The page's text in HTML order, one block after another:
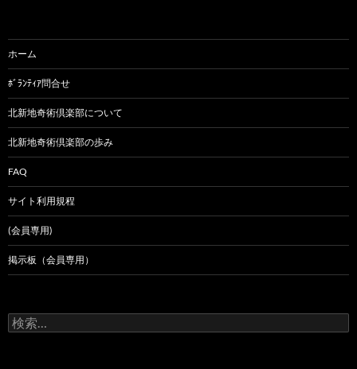
ホーム
ﾎﾞﾗﾝﾃｨｱ問合せ
北新地奇術倶楽部について
北新地奇術倶楽部の歩み
FAQ
サイト利用規程
(会員専用)
掲示板（会員専用）
検
索: